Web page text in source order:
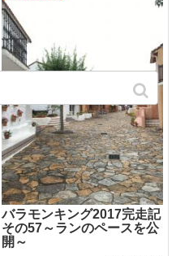
バラモンキング2017完走記
その57～ランのペースを公
開～